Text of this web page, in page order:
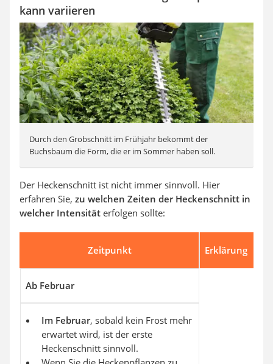
kann variieren
Durch den Grobschnitt im Frühjahr bekommt der
Buchsbaum die Form, die er im Sommer haben soll.
Der Heckenschnitt ist nicht immer sinnvoll. Hier
erfahren Sie, zu welchen Zeiten der Heckenschnitt in
welcher Intensität erfolgen sollte:
Zeitpunkt Erklärung
Ab Februar
Im Februar, sobald kein Frost mehr
erwartet wird, ist der erste
Heckenschnitt sinnvoll.